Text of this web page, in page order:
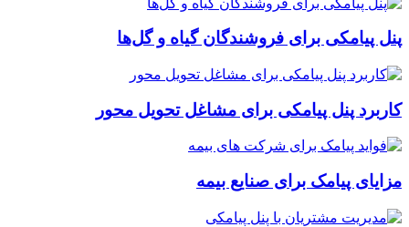
پنل پیامکی برای فروشندگان گیاه و گل‌ها
کاربرد پنل پیامکی برای مشاغل تحویل محور
مزایای پیامک برای صنایع بیمه